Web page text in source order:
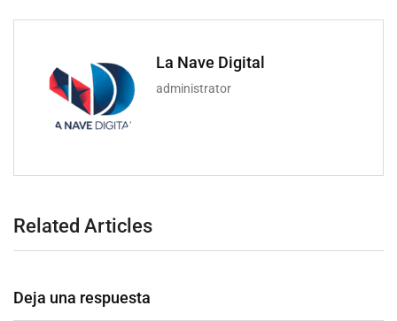
La Nave Digital
administrator
Related Articles
Deja una respuesta